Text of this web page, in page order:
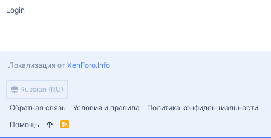
Login
Russian (RU)
Обратная связь
Условия и правила
Политика конфиденциальности
Помощь
R
Локализация от XenForo.Info